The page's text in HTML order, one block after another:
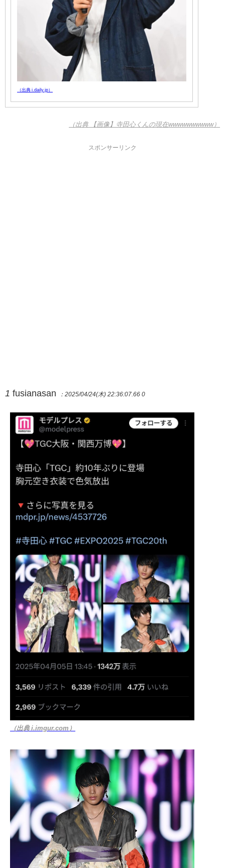
（出典 i.daily.jp）
（出典 【画像】寺田心くんの現在wwwwwwwwww）
スポンサーリンク
1 fusianasan ：2025/04/24(木) 22:36:07.66 0
（出典 i.imgur.com）